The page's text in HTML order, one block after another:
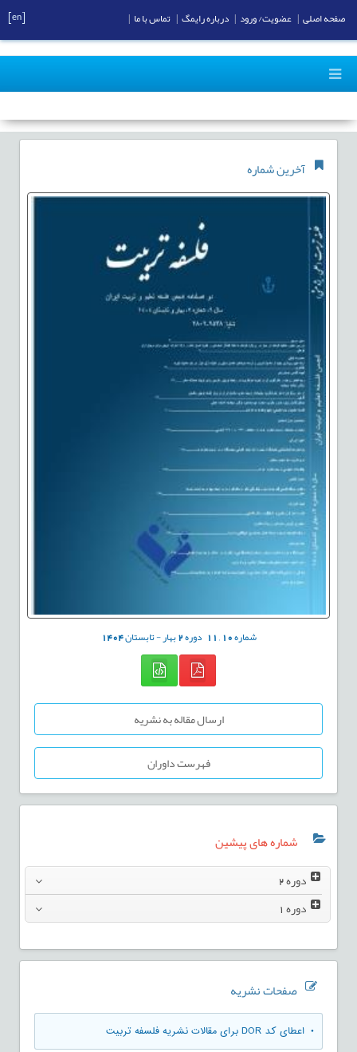
آخرین شماره
شماره10
,
11 دوره2بهار - تابستان1404
ارسال مقاله به نشریه
فهرست داوران
شماره های پیشین
دوره2
دوره1
صفحات نشریه
• اعطای کد DOR برای مقالات نشریه فلسفه تربیت
صفحه اصلی عضویت/ ورود درباره رایمگ تماس با ما